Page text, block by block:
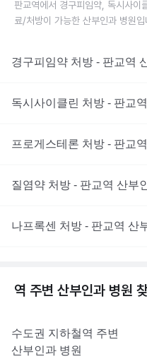
판교역에서 경구피임약, 독시사이
료/처방이 가능한 산부인과 병원입
경구피임약 처방 - 판교역
독시사이클린 처방 - 판교
프로게스테론 처방 - 판교
질염약 처방 - 판교역 산부
나프록센 처방 - 판교역 산
역 주변 산부인과 병원
수도권 지하철역 주변
산부인과 병원